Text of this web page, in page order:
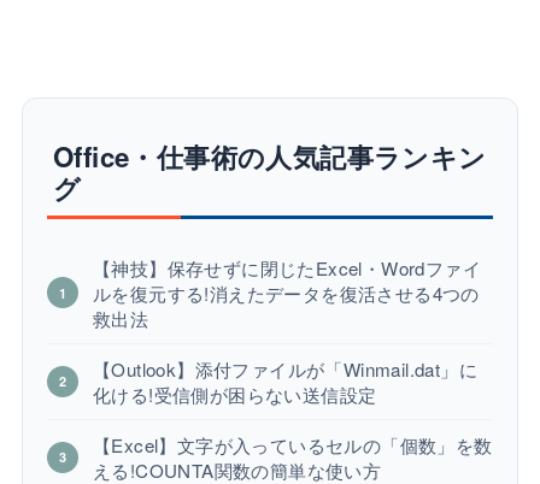
Office・仕事術の人気記事ランキン
グ
【神技】保存せずに閉じたExcel・Wordファイ
ルを復元する!消えたデータを復活させる4つの
救出法
【Outlook】添付ファイルが「Winmail.dat」に
化ける!受信側が困らない送信設定
【Excel】文字が入っているセルの「個数」を数
える!COUNTA関数の簡単な使い方